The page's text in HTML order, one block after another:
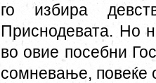
го избира
Приснодевата. Но
во овие посебни
сомневање, повеќе